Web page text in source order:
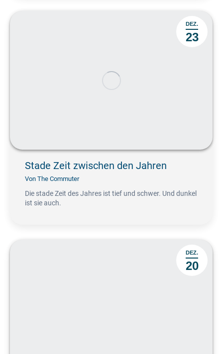
DEZ.
23
Stade Zeit zwischen den Jahren
Von The Commuter
Die stade Zeit des Jahres ist tief und schwer. Und dunkel
ist sie auch.
DEZ.
20